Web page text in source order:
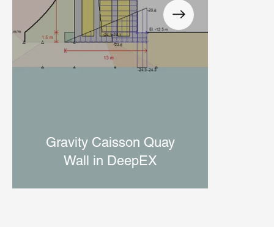
Gravity Caisson Quay
Wall in DeepEX